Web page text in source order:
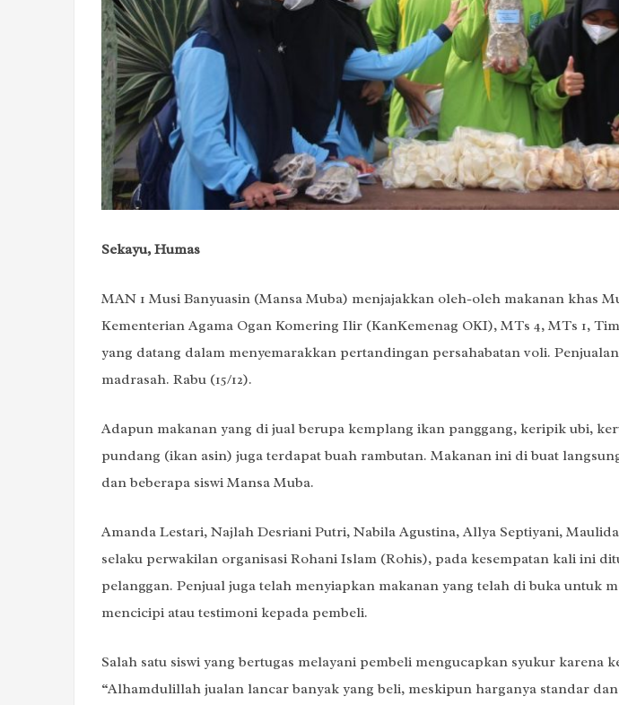
Sekayu, Humas
MAN 1 Musi Banyuasin (Mansa Muba) menjajakkan oleh-oleh makanan khas
Kementerian Agama Ogan Komering Ilir (KanKemenag OKI), MTs 4, MTs 1,
yang datang dalam menyemarakkan pertandingan persahabatan voli.
madrasah. Rabu (15/12).
‌Adapun makanan yang di jual berupa kemplang ikan panggang, keripik ubi,
pundang (ikan asin) juga terdapat buah rambutan. Makanan ini di buat
dan beberapa siswi Mansa Muba.
Amanda Lestari, Najlah Desriani Putri, Nabila Agustina, Allya Septiyani,
selaku perwakilan organisasi Rohani Islam (Rohis), pada kesempatan kali ini
pelanggan. Penjual juga telah menyiapkan makanan yang telah di buka untuk
mencicipi atau testimoni kepada pembeli.
Salah satu siswi yang bertugas melayani pembeli mengucapkan syukur karena
“Alhamdulillah jualan lancar banyak yang beli, meskipun harganya standar